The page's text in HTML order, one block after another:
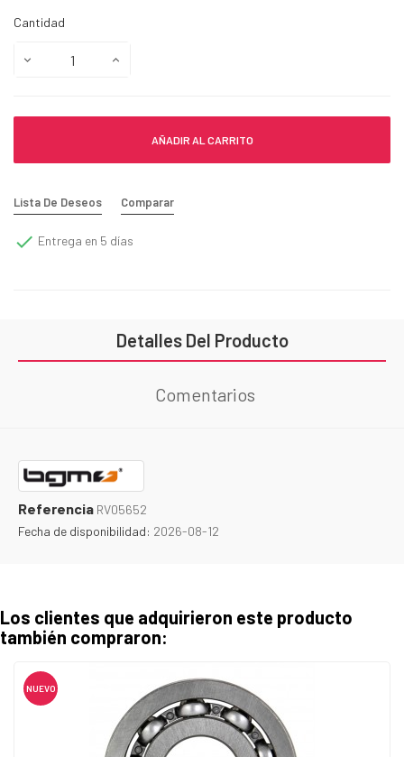
Cantidad
AÑADIR AL CARRITO
Lista De Deseos Comparar
 Entrega en 5 días
Detalles Del Producto
Comentarios
Referencia RV05652
Fecha de disponibilidad: 2026-08-12
Los clientes que adquirieron este producto
también compraron:
NUEVO